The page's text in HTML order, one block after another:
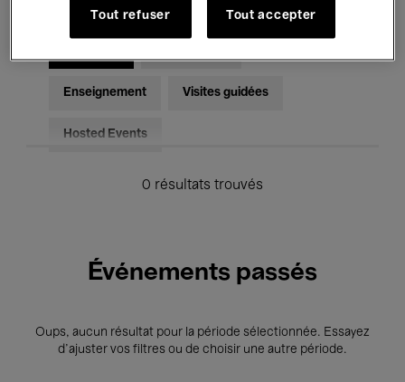
Enseignement Visites guidées
Hosted Events
0 résultats trouvés
Événements passés
Oups, aucun résultat pour la période sélectionnée. Essayez
d’ajuster vos filtres ou de choisir une autre période.
Tout refuser Tout accepter